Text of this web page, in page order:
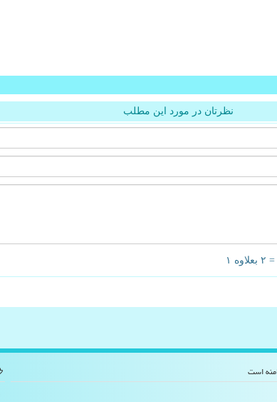
نظرتان در مورد این مطلب
= ۲ بعلاوه ۱